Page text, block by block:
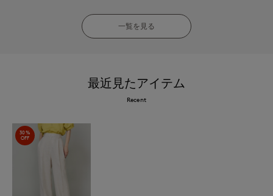
一覧を見る
最近見たアイテム
Recent
30%
OFF